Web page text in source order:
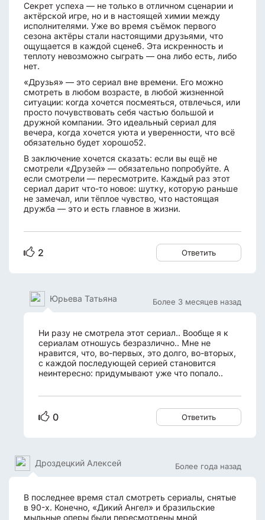
Секрет успеха — не только в отличном сценарии и
актёрской игре, но и в настоящей химии между
исполнителями. Уже во время съёмок первого
сезона актёры стали настоящими друзьями, что
ощущается в каждой сцене6. Эта искренность и
теплоту невозможно сыграть — она либо есть, либо
нет.
«Друзья» — это сериал вне времени. Его можно
смотреть в любом возрасте, в любой жизненной
ситуации: когда хочется посмеяться, отвлечься, или
просто почувствовать себя частью большой и
дружной компании. Это идеальный сериал для
вечера, когда хочется уюта и уверенности, что всё
обязательно будет хорошо52.
В заключение хочется сказать: если вы ещё не
смотрели «Друзей» — обязательно попробуйте. А
если смотрели — пересмотрите. Каждый раз этот
сериал дарит что-то новое: шутку, которую раньше
не замечал, или тёплое чувство, что настоящая
дружба — это и есть главное в жизни.
2 Ответить
Более 3 месяцев назад
Юрьева Татьяна
Ни разу не смотрела этот сериал.. Вообще я к
сериалам отношусь безразлично.. Мне не
нравится, что, во-первых, это долго, во-вторых,
с каждой последующей серией становится
неинтересно: придумывают уже что попало..
0 Ответить
Более года назад
Дроздецкий Алексей
В последнее время стал смотреть сериалы, снятые
в 90-х. Конечно, «Дикий Ангел» и бразильские
мыльные оперы были пересмотрены мной